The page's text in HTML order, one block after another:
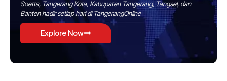
Soetta, Tangerang Kota, Kabupaten Tangerang, Tangsel, dan
Banten hadir setiap hari di TangerangOnline
Explore Now